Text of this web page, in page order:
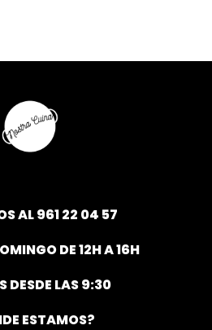
AL961 22 04 57
DE 12H A 16H
DESDE LAS 9:30
ESTAMOS?